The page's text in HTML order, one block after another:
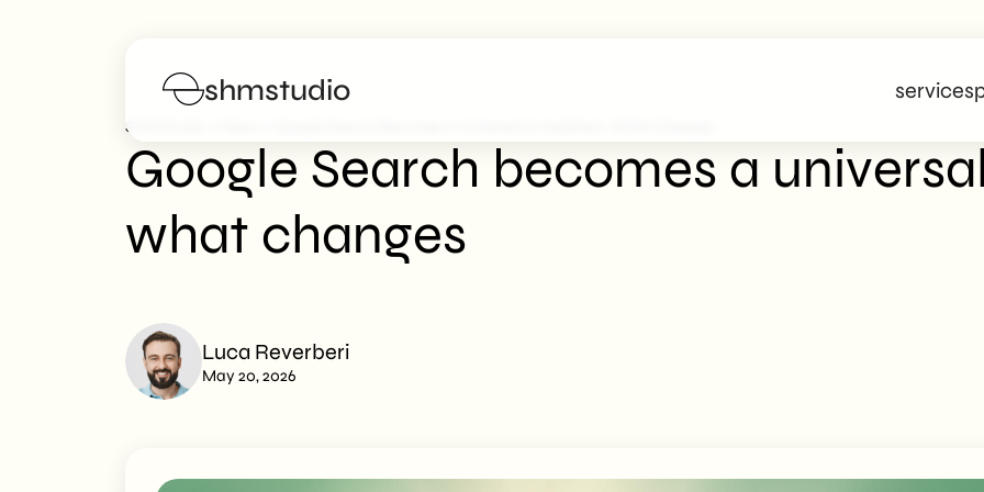
shmstudio services
Services
Portfolio
Blog
Work with us
SHM Studio
Google Search becomes a
what changes
Luca Reverberi
May 20, 2026